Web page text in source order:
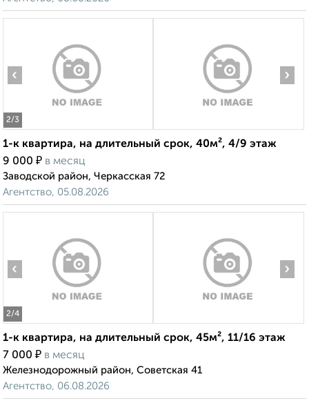
2/3
‹ ›
1-к квартира, на длительный срок, 40м², 4/9 этаж
9 000 ₽ в месяц
Заводской район, Черкасская 72
Агентство, 05.08.2026
2/4
‹ ›
1-к квартира, на длительный срок, 45м², 11/16 этаж
7 000 ₽ в месяц
Железнодорожный район, Советская 41
Агентство, 06.08.2026